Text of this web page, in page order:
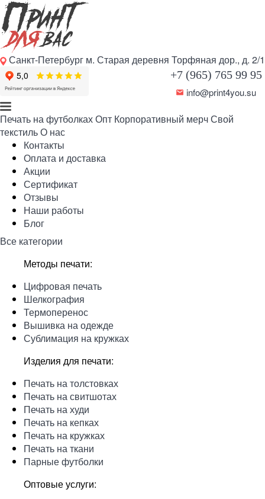
Санкт-Петербург м. Старая деревня Торфяная дор., д. 2/1
+7 (965) 765 99 95
info@print4you.su
Печать на футболкахОпт Корпоративный мерчСвой
текстильО нас
Контакты
Оплата и доставка
Акции
Сертификат
Отзывы
Наши работы
Блог
Все категории
Методы печати:
Цифровая печать
Шелкография
Термоперенос
Вышивка на одежде
Сублимация на кружках
Изделия для печати:
Печать на толстовках
Печать на свитшотах
Печать на худи
Печать на кепках
Печать на кружках
Печать на ткани
Парные футболки
Оптовые услуги: